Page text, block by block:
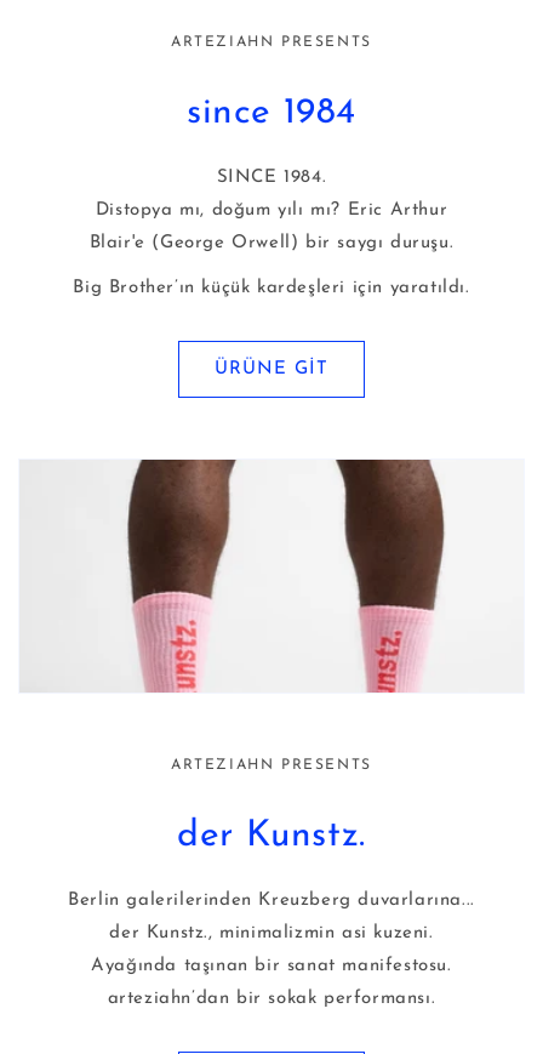
ARTEZIAHN PRESENTS
since 1984
SINCE 1984.
Distopya mı, doğum yılı mı? Eric Arthur
Blair'e (George Orwell) bir saygı duruşu.
Big Brother’ın küçük kardeşleri için yaratıldı.
ÜRÜNE GİT
ARTEZIAHN PRESENTS
der Kunstz.
Berlin galerilerinden Kreuzberg duvarlarına...
der Kunstz., minimalizmin asi kuzeni.
Ayağında taşınan bir sanat manifestosu.
arteziahn’dan bir sokak performansı.